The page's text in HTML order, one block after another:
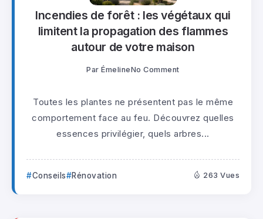
Incendies de forêt : les végétaux qui
limitent la propagation des flammes
autour de votre maison
Par ÉmelineNo Comment
Toutes les plantes ne présentent pas le même
comportement face au feu. Découvrez quelles
essences privilégier, quels arbres...
Conseils Rénovation 263 Vues